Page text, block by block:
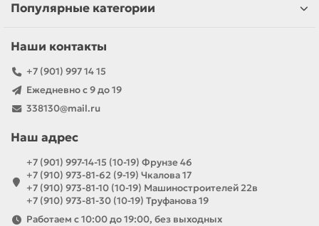
Популярные категории
Наши контакты
+7 (901) 997 14 15
Ежедневно с 9 до 19
338130@mail.ru
Наш адрес
+7 (901) 997-14-15 (10-19) Фрунзе 46
+7 (910) 973-81-62 (9-19) Чкалова 17
+7 (910) 973-81-10 (10-19) Машиностроителей 22в
+7 (910) 973-81-30 (10-19) Труфанова 19
Работаем с 10:00 до 19:00, без выходных